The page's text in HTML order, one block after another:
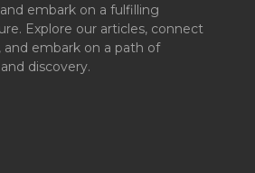
embark on a fulfilling
Explore our articles, connect
and embark on a path of
discovery.